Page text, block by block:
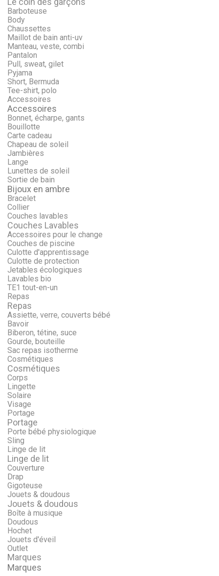
Barboteuse
Body
Chaussettes
Maillot de bain anti-uv
Manteau, veste, combi
Pantalon
Pull, sweat, gilet
Pyjama
Short, Bermuda
Tee-shirt, polo
Accessoires
Accessoires
Bonnet, écharpe, gants
Bouillotte
Carte cadeau
Chapeau de soleil
Jambières
Lange
Lunettes de soleil
Sortie de bain
Bijoux en ambre
Bracelet
Collier
Couches lavables
Couches Lavables
Accessoires pour le change
Couches de piscine
Culotte d'apprentissage
Culotte de protection
Jetables écologiques
Lavables bio
TE1 tout-en-un
Repas
Repas
Assiette, verre, couverts bébé
Bavoir
Biberon, tétine, suce
Gourde, bouteille
Sac repas isotherme
Cosmétiques
Cosmétiques
Corps
Lingette
Solaire
Visage
Portage
Portage
Porte bébé physiologique
Sling
Linge de lit
Linge de lit
Couverture
Drap
Gigoteuse
Jouets & doudous
Jouets & doudous
Boîte à musique
Doudous
Hochet
Jouets d'éveil
Outlet
Marques
Marques